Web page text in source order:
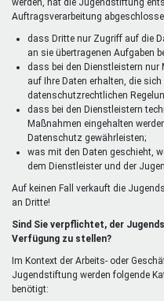
Auftragsverarbeitung
dass Dritte nur Zugriff auf die
an sie übertragenen Aufgaben
dass bei den Dienstleistern
auf Ihre Daten erhalten, die
datenschutzrechtlichen
dass bei den Dienstleistern
Maßnahmen eingehalten
Datenschutz gewährleisten;
was mit den Daten geschieht,
dem Dienstleister und der
Auf keinen Fall verkauft die
an Dritte!
Sind Sie verpflichtet, der
Verfügung zu stellen?
Im Kontext der Arbeits- oder
Jugendstiftung werden folgende
benötigt: